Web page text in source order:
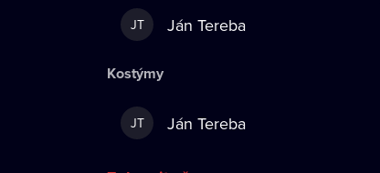
JT Ján Tereba
Kostýmy
JT Ján Tereba